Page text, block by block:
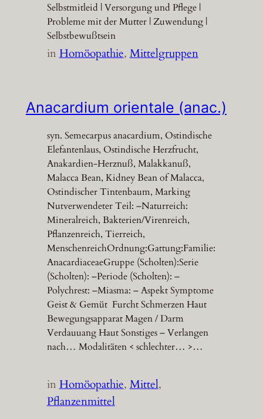
Selbstmitleid | Versorgung und Pflege |
Probleme mit der Mutter | Zuwendung |
Selbstbewußtsein
inHomöopathie, Mittelgruppen
Anacardium orientale (anac.)
syn. Semecarpus anacardium, Ostindische
Elefantenlaus, Ostindische Herzfrucht,
Anakardien-Herznuß, Malakkanuß,
Malacca Bean, Kidney Bean of Malacca,
Ostindischer Tintenbaum, Marking
Nutverwendeter Teil: –Naturreich:
Mineralreich, Bakterien/Virenreich,
Pflanzenreich, Tierreich,
MenschenreichOrdnung:Gattung:Familie:
AnacardiaceaeGruppe (Scholten):Serie
(Scholten): –Periode (Scholten): –
Polychrest: –Miasma: – Aspekt Symptome
Geist & Gemüt Furcht Schmerzen Haut
Bewegungsapparat Magen / Darm
Verdauuang Haut Sonstiges – Verlangen
nach… Modalitäten < schlechter… >…
inHomöopathie, Mittel
Pflanzenmittel